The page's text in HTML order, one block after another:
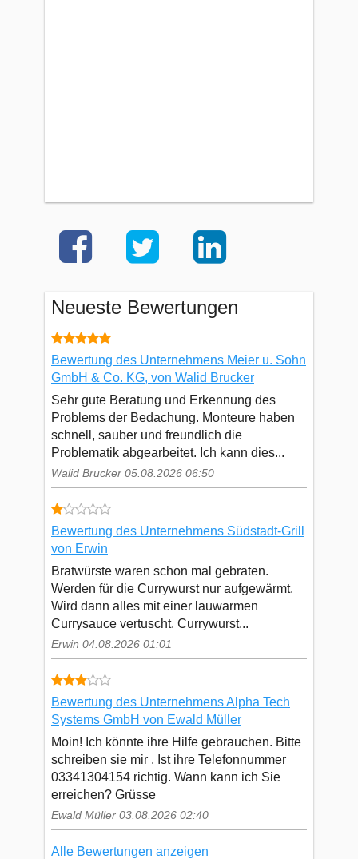
Neueste Bewertungen
Bewertung des Unternehmens Meier u. Sohn
GmbH & Co. KG, von Walid Brucker
Sehr gute Beratung und Erkennung des
Problems der Bedachung. Monteure haben
schnell, sauber und freundlich die
Problematik abgearbeitet. Ich kann dies...
Walid Brucker 05.08.2026 06:50
Bewertung des Unternehmens Südstadt-Grill
von Erwin
Bratwürste waren schon mal gebraten.
Werden für die Currywurst nur aufgewärmt.
Wird dann alles mit einer lauwarmen
Currysauce vertuscht. Currywurst...
Erwin 04.08.2026 01:01
Bewertung des Unternehmens Alpha Tech
Systems GmbH von Ewald Müller
Moin! Ich könnte ihre Hilfe gebrauchen. Bitte
schreiben sie mir . Ist ihre Telefonnummer
03341304154 richtig. Wann kann ich Sie
erreichen? Grüsse
Ewald Müller 03.08.2026 02:40
Alle Bewertungen anzeigen